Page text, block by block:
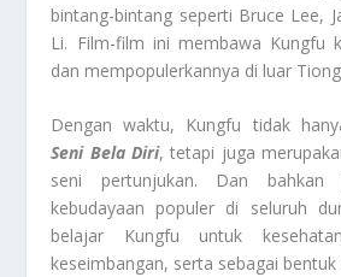
bintang-bintang seperti Bruce Lee,
Li. Film-film ini membawa Kungfu
dan mempopulerkannya di luar
Dengan waktu, Kungfu tidak
Seni Bela Diri, tetapi juga
seni pertunjukan. Dan
kebudayaan populer di seluruh
belajar Kungfu untuk
keseimbangan, serta sebagai bentuk